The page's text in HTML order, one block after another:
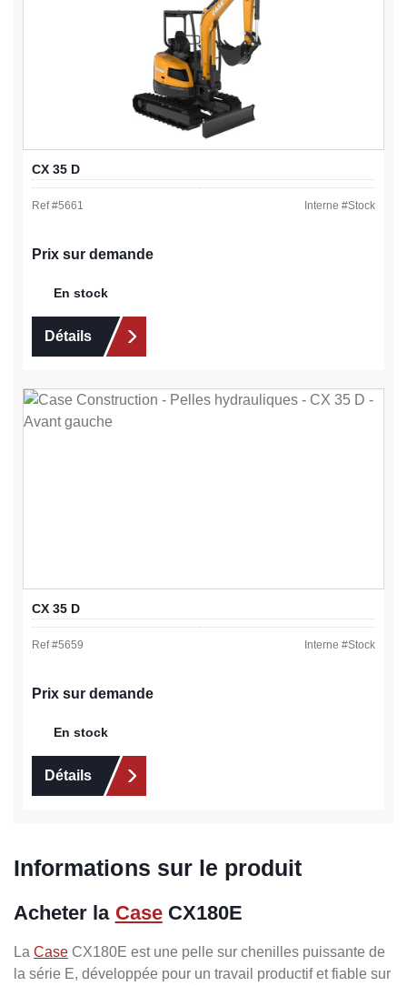
CX 35 D
Ref #5661 Interne #Stock
Prix sur demande
En stock
Détails
CX 35 D
Ref #5659 Interne #Stock
Prix sur demande
En stock
Détails
Informations sur le produit
Acheter la CaseCX180E
La Case CX180E est une pelle sur chenilles puissante de
la série E, développée pour un travail productif et fiable sur